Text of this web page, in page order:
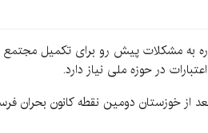
در حوزه ملی نیاز دارد.
بعد از خوزستان دومین نقطه کانون